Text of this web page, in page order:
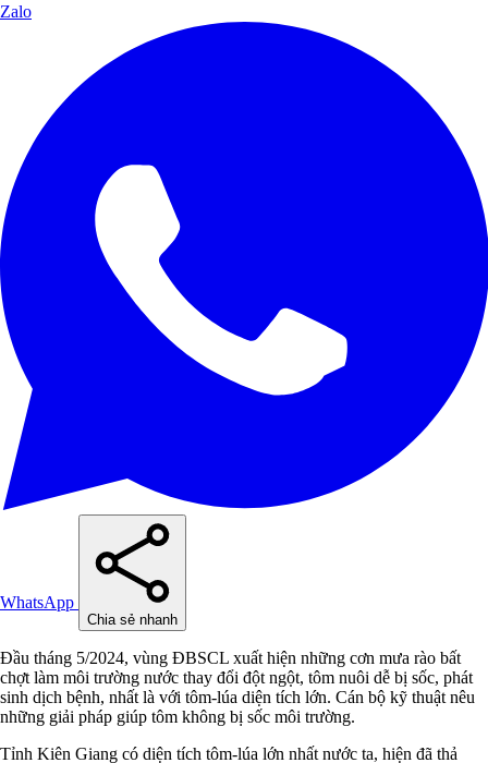
Zalo
WhatsApp
Chia sẻ nhanh
Đầu tháng 5/2024, vùng ĐBSCL xuất hiện những cơn mưa rào bất
chợt làm môi trường nước thay đổi đột ngột, tôm nuôi dễ bị sốc, phát
sinh dịch bệnh, nhất là với tôm-lúa diện tích lớn. Cán bộ kỹ thuật nêu
những giải pháp giúp tôm không bị sốc môi trường.
Tỉnh Kiên Giang có diện tích tôm-lúa lớn nhất nước ta, hiện đã thả